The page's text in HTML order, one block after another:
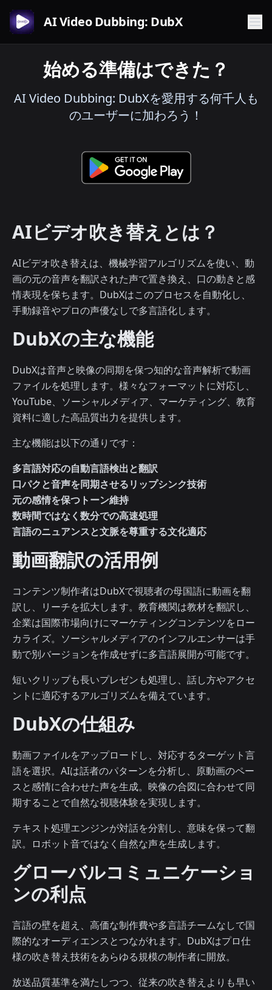
AI Video Dubbing: DubX
始める準備はできた？
AI Video Dubbing: DubXを愛用する何千人も
のユーザーに加わろう！
AIビデオ吹き替えとは？
AIビデオ吹き替えは、機械学習アルゴリズムを使い、動
画の元の音声を翻訳された声で置き換え、口の動きと感
情表現を保ちます。DubXはこのプロセスを自動化し、
手動録音やプロの声優なしで多言語化します。
DubXの主な機能
DubXは音声と映像の同期を保つ知的な音声解析で動画
ファイルを処理します。様々なフォーマットに対応し、
YouTube、ソーシャルメディア、マーケティング、教育
資料に適した高品質出力を提供します。
主な機能は以下の通りです：
多言語対応の自動言語検出と翻訳
口パクと音声を同期させるリップシンク技術
元の感情を保つトーン維持
数時間ではなく数分での高速処理
言語のニュアンスと文脈を尊重する文化適応
動画翻訳の活用例
コンテンツ制作者はDubXで視聴者の母国語に動画を翻
訳し、リーチを拡大します。教育機関は教材を翻訳し、
企業は国際市場向けにマーケティングコンテンツをロー
カライズ。ソーシャルメディアのインフルエンサーは手
動で別バージョンを作成せずに多言語展開が可能です。
短いクリップも長いプレゼンも処理し、話し方やアクセ
ントに適応するアルゴリズムを備えています。
DubXの仕組み
動画ファイルをアップロードし、対応するターゲット言
語を選択。AIは話者のパターンを分析し、原動画のペー
スと感情に合わせた声を生成。映像の合図に合わせて同
期することで自然な視聴体験を実現します。
テキスト処理エンジンが対話を分割し、意味を保って翻
訳。ロボット音ではなく自然な声を生成します。
グローバルコミュニケーショ
ンの利点
言語の壁を超え、高価な制作費や多言語チームなしで国
際的なオーディエンスとつながれます。DubXはプロ仕
様の吹き替え技術をあらゆる規模の制作者に開放。
放送品質基準を満たしつつ、従来の吹き替えよりも早い